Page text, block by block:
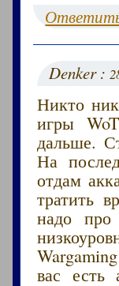
Denker :
Никто
игры
дальше.
На
отдам
тратить
надо
вас есть